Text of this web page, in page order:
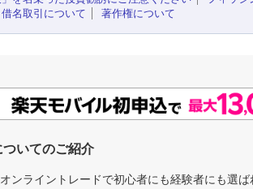
名取引について
著作権について
いてのご紹介
ンライントレードで初心者にも経験者にも選